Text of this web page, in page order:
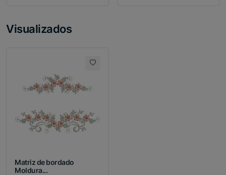
Visualizados
Matriz de bordado
Moldura...